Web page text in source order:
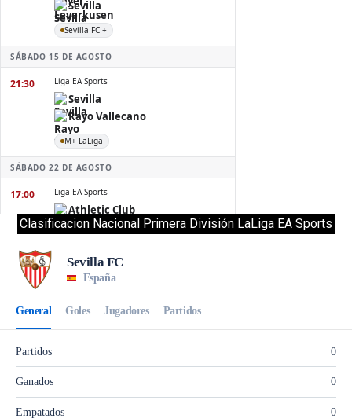
Clasificacion Nacional Primera División LaLiga EA Sports